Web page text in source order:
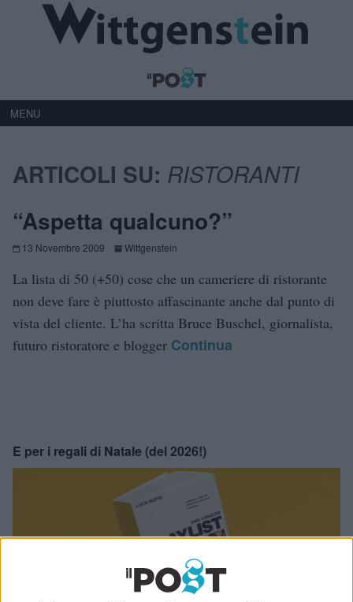
MENU
ARTICOLI SU: RISTORANTI
“Aspetta qualcuno?”
13 Novembre 2009 Wittgenstein
La lista di 50 (+50) cose che un cameriere di ristorante
non deve fare è piuttosto affascinante anche dal punto di
vista del cliente. L’ha scritta Bruce Buschel, giornalista,
futuro ristoratore e blogger Continua
E per i regali di Natale (del 2026!)